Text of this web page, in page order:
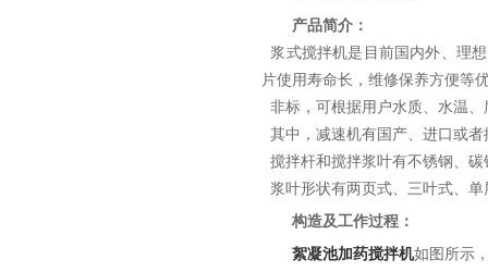
产品简介：
浆式搅拌机是目前国内外、理
片使用寿命长，维修保养方便等
非标，可根据用户水质、水温
其中，减速机有国产、进口或
搅拌杆和搅拌浆叶有不锈钢、
浆叶形状有两页式、三叶式、
构造及工作过程：
絮凝池加药搅拌机如图所示